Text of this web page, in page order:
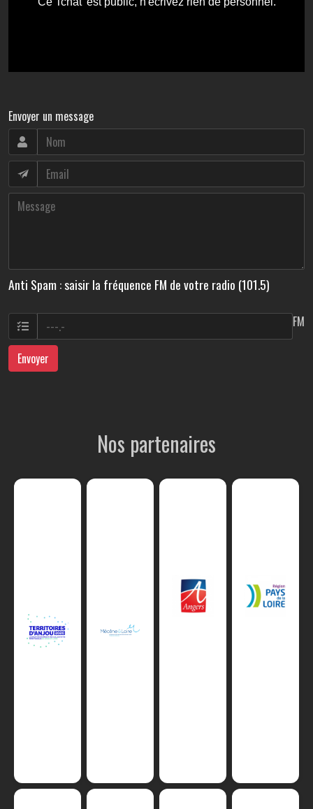
Envoyer un message
Anti Spam : saisir la fréquence FM de votre radio (101.5)
FM
Envoyer
Nos partenaires